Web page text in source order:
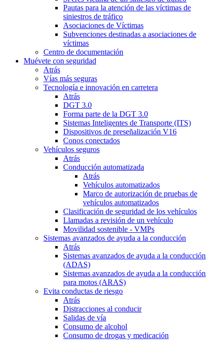
Pautas para la atención de las víctimas de
siniestros de tráfico
Asociaciones de Víctimas
Subvenciones destinadas a asociaciones de
víctimas
Centro de documentación
Muévete con seguridad
Atrás
Vías más seguras
Tecnología e innovación en carretera
Atrás
DGT 3.0
Forma parte de la DGT 3.0
Sistemas Inteligentes de Transporte (ITS)
Dispositivos de preseñalización V16
Conos conectados
Vehículos seguros
Atrás
Conducción automatizada
Atrás
Vehículos automatizados
Marco de autorización de pruebas de
vehículos automatizados
Clasificación de seguridad de los vehículos
Llamadas a revisión de un vehículo
Movilidad sostenible - VMPs
Sistemas avanzados de ayuda a la conducción
Atrás
Sistemas avanzados de ayuda a la conducción
(ADAS)
Sistemas avanzados de ayuda a la conducción
para motos (ARAS)
Evita conductas de riesgo
Atrás
Distracciones al conducir
Salidas de vía
Consumo de alcohol
Consumo de drogas y medicación